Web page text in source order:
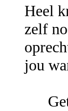
Heel
zelf
jou